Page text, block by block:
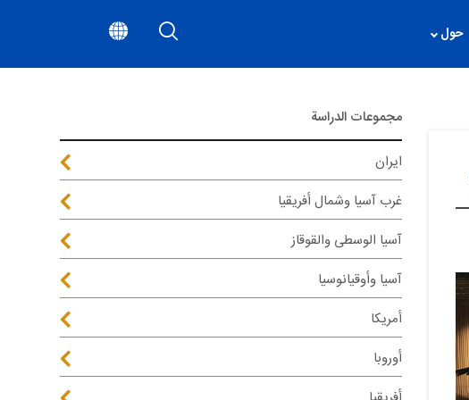
حول
مجموعات الدراسة
ايران
غرب آسيا وشمال أفريقيا
آسيا الوسطى والقوقاز
آسيا وأوقيانوسيا
أمريكا
أوروبا